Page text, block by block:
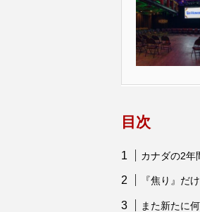
ティモシー・シ
ドラマ版『ハリー・ポッター』
プレデター
マーティ・シュプリーム 世界をつかめ
目次
カナダの2年
『焦り』だ
また新たに